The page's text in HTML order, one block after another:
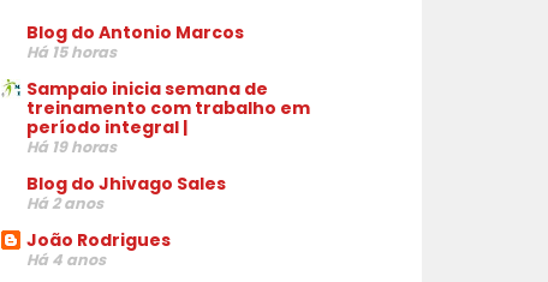
Blog do Antonio Marcos
Há 15 horas
Sampaio inicia semana de
treinamento com trabalho em
período integral |
Há 19 horas
Blog do Jhivago Sales
Há 2 anos
João Rodrigues
Há 4 anos